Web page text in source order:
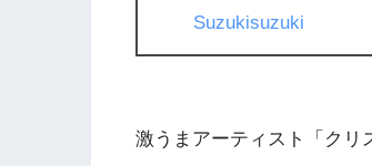
Suzukisuzuki
激うまアーティスト「クリ